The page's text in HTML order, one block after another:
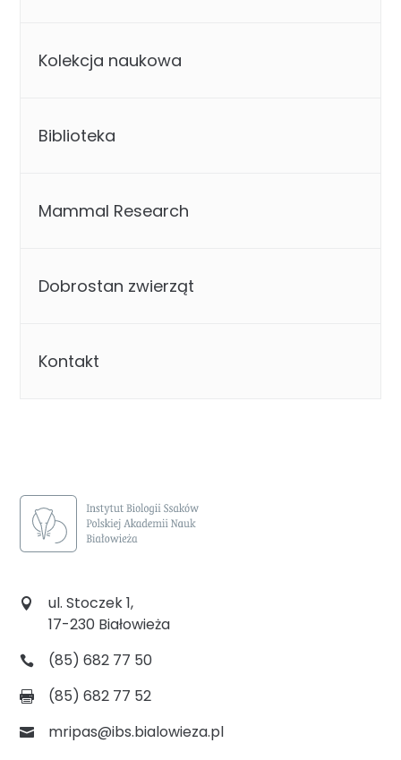
Kolekcja naukowa
Biblioteka
Mammal Research
Dobrostan zwierząt
Kontakt
ul. Stoczek 1,
17-230 Białowieża
(85) 682 77 50
(85) 682 77 52
mripas@ibs.bialowieza.pl